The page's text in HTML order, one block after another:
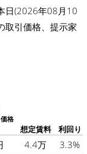
日(2026年08月10
取引価格、提示家
格
想定賃料 利回り
4.4万
3.3%